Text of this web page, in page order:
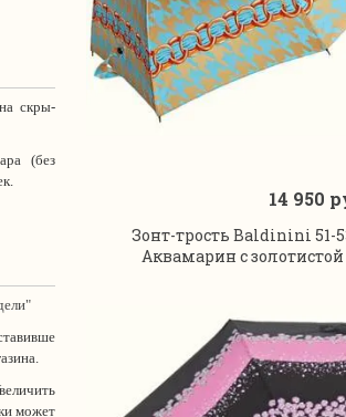
скры-
(без
может
В
14 950
Зонт-трость Baldinini 51-
Аквамарин с